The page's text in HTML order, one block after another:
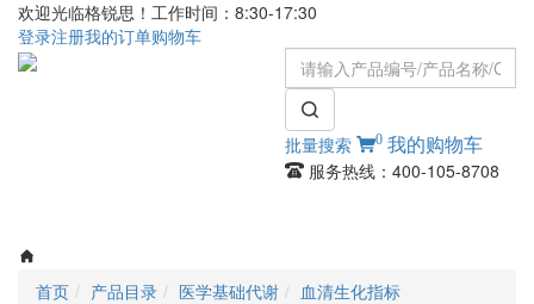
欢迎光临格锐思！工作时间：8:30-17:30
登录注册我的订单购物车
批量搜索 0 我的购物车
服务热线：400-105-8708
首页 产品目录 医学基础代谢 血清生化指标